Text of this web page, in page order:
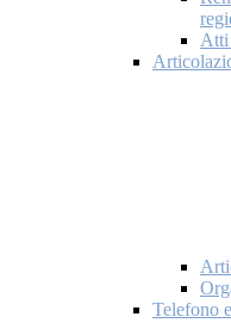
Atti
Telefono